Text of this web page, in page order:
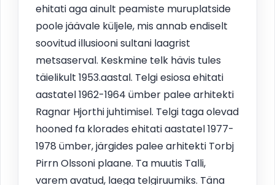
ehitati aga ainult peamiste muruplatside
poole jäävale küljele, mis annab endiselt
soovitud illusiooni sultani laagrist
metsaserval. Keskmine telk hävis tules
täielikult 1953.aastal. Telgi esiosa ehitati
aastatel 1962-1964 ümber palee arhitekti
Ragnar Hjorthi juhtimisel. Telgi taga olevad
hooned fa klorades ehitati aastatel 1977-
1978 ümber, järgides palee arhitekti Torbj
Pirrn Olssoni plaane. Ta muutis Talli,
varem avatud, laega telgiruumiks. Täna